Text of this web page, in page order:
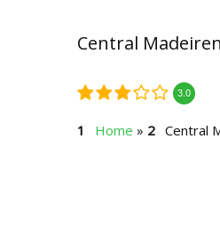
Central
3.0
Home » Central